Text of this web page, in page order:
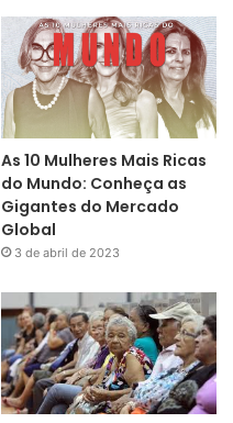
As 10 Mulheres Mais Ricas
do Mundo: Conheça as
Gigantes do Mercado
Global
3 de abril de 2023